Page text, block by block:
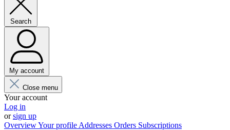
Search
My account
Close menu
Your account
Log in
orsign up
OverviewYour profile Addresses Orders Subscriptions